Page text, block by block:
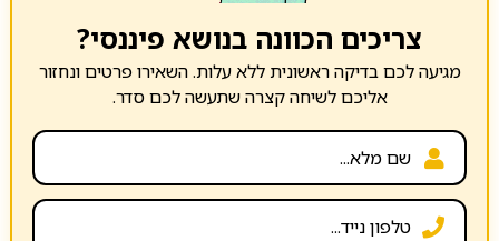
צריכים הכוונה בנושא פיננסי?
מגיעה לכם בדיקה ראשונית ללא עלות. השאירו פרטים ונחזור
אליכם לשיחה קצרה שתעשה לכם סדר.